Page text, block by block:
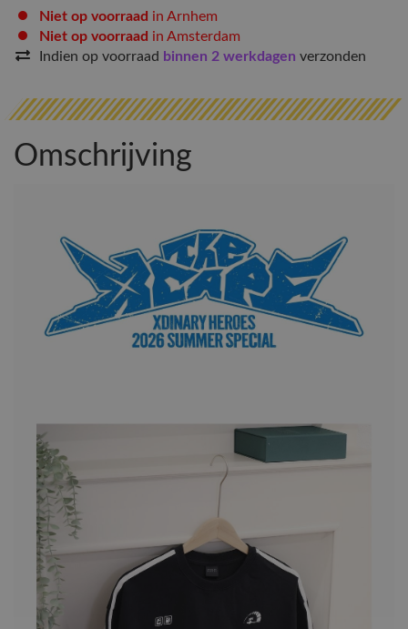
Niet op voorraad in Arnhem
Niet op voorraad in Amsterdam
Indien op voorraad binnen 2 werkdagen verzonden
Omschrijving